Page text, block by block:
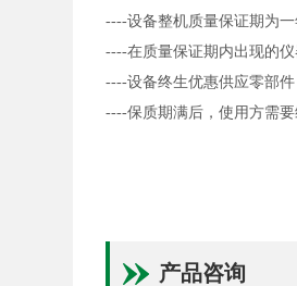
----设备整机质量保证期为
----在质量保证期内出现的
----设备终生优惠供应零部件
----保质期满后，使用方需
产品咨询